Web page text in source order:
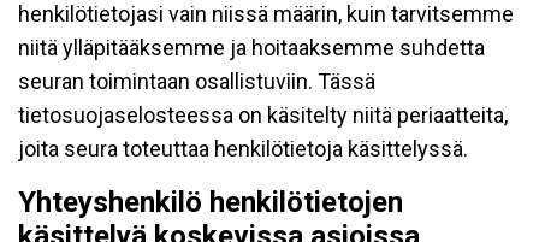
henkilötietojasi vain niissä määrin, kuin tarvitsemme
niitä ylläpitääksemme ja hoitaaksemme suhdetta
seuran toimintaan osallistuviin. Tässä
tietosuojaselosteessa on käsitelty niitä periaatteita,
joita seura toteuttaa henkilötietoja käsittelyssä.
Yhteyshenkilö henkilötietojen